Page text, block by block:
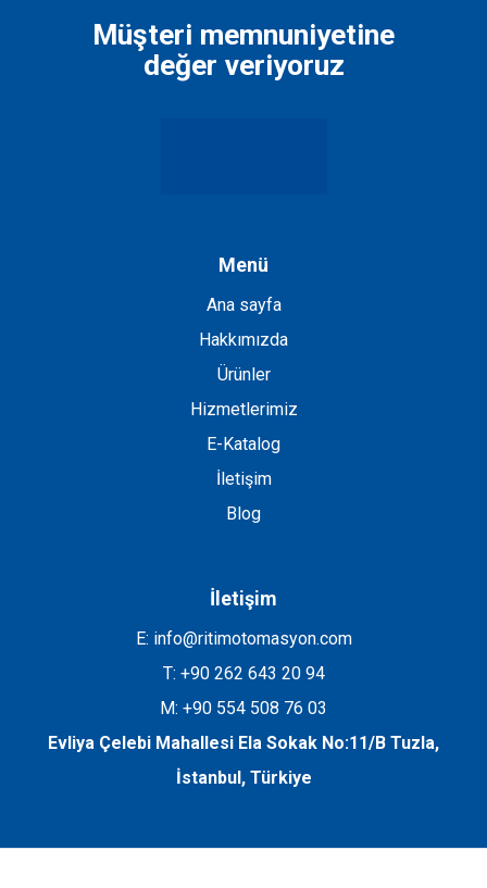
Müşteri memnuniyetine
değer veriyoruz
Menü
Ana sayfa
Hakkımızda
Ürünler
Hizmetlerimiz
E-Katalog
İletişim
Blog
İletişim
E: info@ritimotomasyon.com
T: +90 262 643 20 94
M: +90 554 508 76 03
Evliya Çelebi Mahallesi Ela Sokak No:11/B Tuzla,
İstanbul, Türkiye